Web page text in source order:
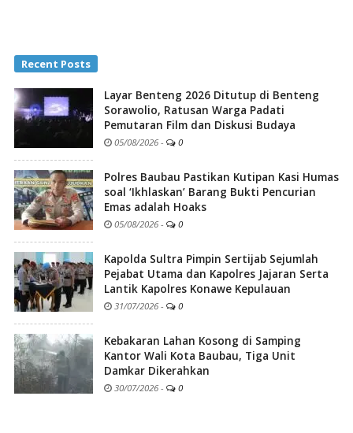
Recent Posts
Layar Benteng 2026 Ditutup di Benteng
Sorawolio, Ratusan Warga Padati
Pemutaran Film dan Diskusi Budaya
05/08/2026 - 0
Polres Baubau Pastikan Kutipan Kasi Humas
soal ‘Ikhlaskan’ Barang Bukti Pencurian
Emas adalah Hoaks
05/08/2026 - 0
Kapolda Sultra Pimpin Sertijab Sejumlah
Pejabat Utama dan Kapolres Jajaran Serta
Lantik Kapolres Konawe Kepulauan
31/07/2026 - 0
Kebakaran Lahan Kosong di Samping
Kantor Wali Kota Baubau, Tiga Unit
Damkar Dikerahkan
30/07/2026 - 0